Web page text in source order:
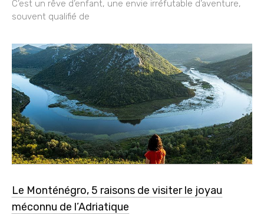
C’est un rêve d’enfant, une envie irréfutable d’aventure,
souvent qualifié de
Le Monténégro, 5 raisons de visiter le joyau
méconnu de l’Adriatique